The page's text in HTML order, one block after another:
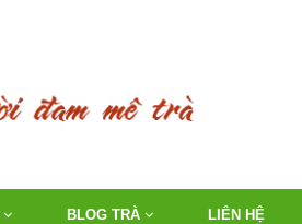
BLOG TRÀ LIÊN HỆ